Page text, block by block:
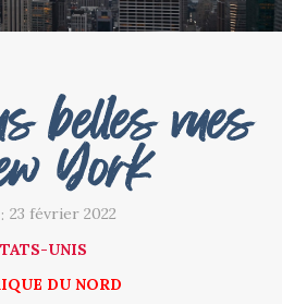
belles vues
York
23 février 2022
UNIS
DU NORD